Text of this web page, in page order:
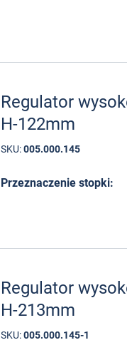
Regulator
H-122mm
SKU: 005.000.145
Przeznaczenie stopki:
Regulator
H-213mm
SKU: 005.000.145-1